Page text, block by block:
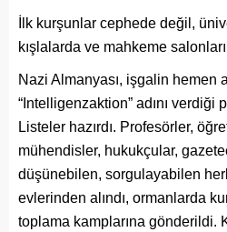
İlk kurşunlar cephede değil,
kışlalarda ve mahkeme
Nazi Almanyası, işgalin hemen
“Intelligenzaktion” adını verdiği
Listeler hazırdı. Profesörler,
mühendisler, hukukçular,
düşünebilen, sorgulayabilen
evlerinden alındı, ormanlarda
toplama kamplarına gönderildi.